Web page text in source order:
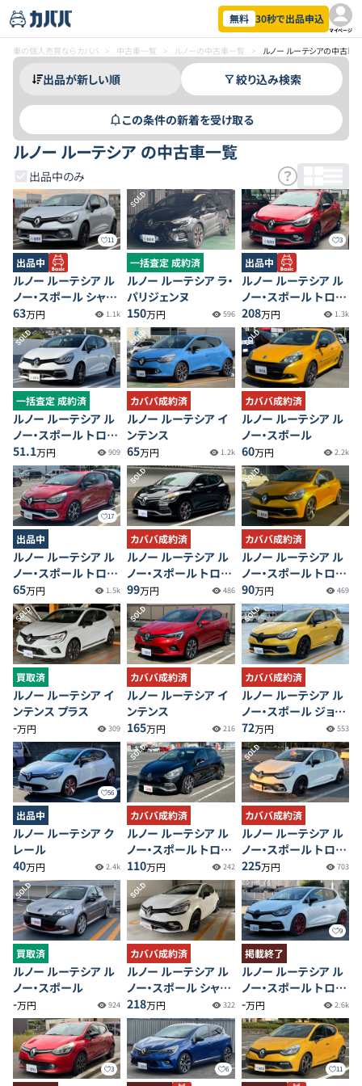
無料 30秒で出品申込
マイページ
車の個人売買ならカババ > 中古車一覧 > ルノーの中古車一覧 > ルノー ルーテシアの中古車
絞り込み検索
この条件の新着を受け取る
ルノー ルーテシア の中古車一覧
出品中のみ
11
出品中
ルノー ルーテシア ル
ノー・スポール シャシ
ーカップ
63万円 1.1k
SOLD
一括査定 成約済
ルノー ルーテシア ラ・
パリジェンヌ
150万円 596
3
出品中
ルノー ルーテシア ル
ノー・スポール トロフ
ィー
208万円 1.3k
SOLD
一括査定 成約済
ルノー ルーテシア ル
ノー・スポール トロフ
ィー
51.1万円 909
SOLD
カババ成約済
ルノー ルーテシア イ
ンテンス
65万円 1.2k
SOLD
カババ成約済
ルノー ルーテシア ル
ノー・スポール
60万円 2.2k
17
出品中
ルノー ルーテシア ル
ノー・スポール トロフ
ィー
65万円 1.5k
SOLD
カババ成約済
ルノー ルーテシア ル
ノー・スポール トロフ
ィー
99万円 486
SOLD
カババ成約済
ルノー ルーテシア ル
ノー・スポール トロフ
ィー
90万円 469
SOLD
買取済
ルノー ルーテシア イ
ンテンス プラス
-万円 309
SOLD
カババ成約済
ルノー ルーテシア イ
ンテンス
165万円 216
SOLD
カババ成約済
ルノー ルーテシア ル
ノー・スポール ジョン
プレミアム
72万円 553
56
出品中
ルノー ルーテシア ク
レール
40万円 2.4k
SOLD
カババ成約済
ルノー ルーテシア ル
ノー・スポール トロフ
ィー
110万円 242
SOLD
カババ成約済
ルノー ルーテシア ル
ノー・スポール トロフ
ィー
225万円 703
SOLD
買取済
ルノー ルーテシア ル
ノー・スポール
-万円 924
SOLD
カババ成約済
ルノー ルーテシア ル
ノー・スポール シャシ
ーカップ
218万円 322
9
掲載終了
ルノー ルーテシア ル
ノー・スポール トロフ
ィー
-万円 2.6k
3 6 11